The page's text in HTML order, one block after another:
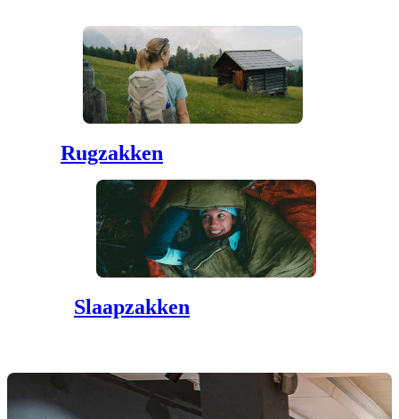
Rugzakken
Slaapzakken